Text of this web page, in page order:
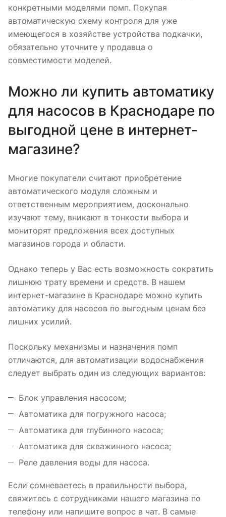
конкретными моделями помп. Покупая
автоматическую схему контроля для уже
имеющегося в хозяйстве устройства подкачки,
обязательно уточните у продавца о
совместимости моделей.
Можно ли купить автоматику
для насосов в Краснодаре по
выгодной цене в интернет-
магазине?
Многие покупатели считают приобретение
автоматического модуля сложным и
ответственным мероприятием, досконально
изучают тему, вникают в тонкости выбора и
мониторят предложения всех доступных
магазинов города и области.
Однако теперь у Вас есть возможность сократить
лишнюю трату времени и средств. В нашем
интернет-магазине в Краснодаре можно купить
автоматику для насосов по выгодным ценам без
лишних усилий.
Поскольку механизмы и назначения помп
отличаются, для автоматизации водоснабжения
следует выбрать один из следующих вариантов:
Блок управления насосом;
Автоматика для погружного насоса;
Автоматика для глубинного насоса;
Автоматика для скважинного насоса;
Реле давления воды для насоса.
Если сомневаетесь в правильности выбора,
свяжитесь с сотрудниками нашего магазина по
телефону или напишите вопрос в чат. В самые